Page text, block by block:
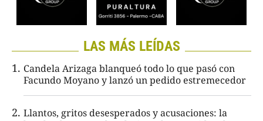
LAS MÁS LEÍDAS
Candela Arizaga blanqueó todo lo que pasó con
Facundo Moyano y lanzó un pedido estremecedor
Llantos, gritos desesperados y acusaciones: la